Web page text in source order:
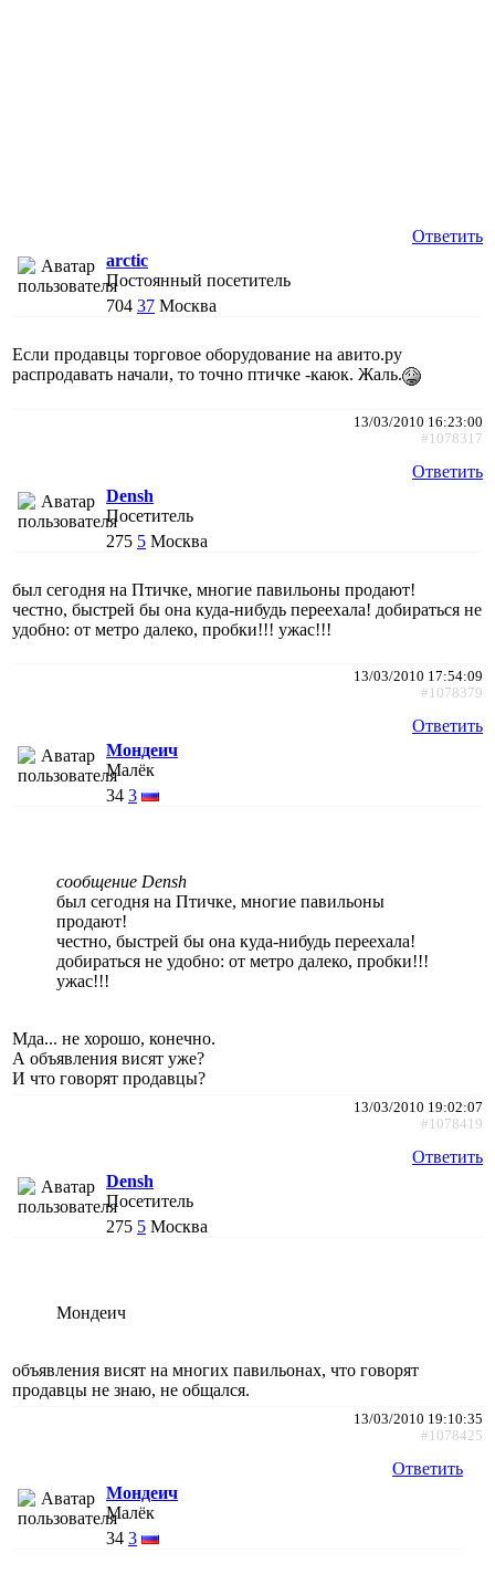
Ответить
arctic
Постоянный посетитель
704 37 Москва
Если продавцы торговое оборудование на авито.ру
распродавать начали, то точно птичке -каюк. Жаль.
13/03/2010 16:23:00
#1078317
Ответить
Densh
Посетитель
275 5 Москва
был сегодня на Птичке, многие павильоны продают!
честно, быстрей бы она куда-нибудь переехала! добираться не
удобно: от метро далеко, пробки!!! ужас!!!
13/03/2010 17:54:09
#1078379
Ответить
Мондеич
Малёк
34 3
сообщение Densh
был сегодня на Птичке, многие павильоны
продают!
честно, быстрей бы она куда-нибудь переехала!
добираться не удобно: от метро далеко, пробки!!!
ужас!!!
Мда... не хорошо, конечно.
А объявления висят уже?
И что говорят продавцы?
13/03/2010 19:02:07
#1078419
Ответить
Densh
Посетитель
275 5 Москва
Мондеич
объявления висят на многих павильонах, что говорят
продавцы не знаю, не общался.
13/03/2010 19:10:35
#1078425
Ответить
Мондеич
Малёк
34 3